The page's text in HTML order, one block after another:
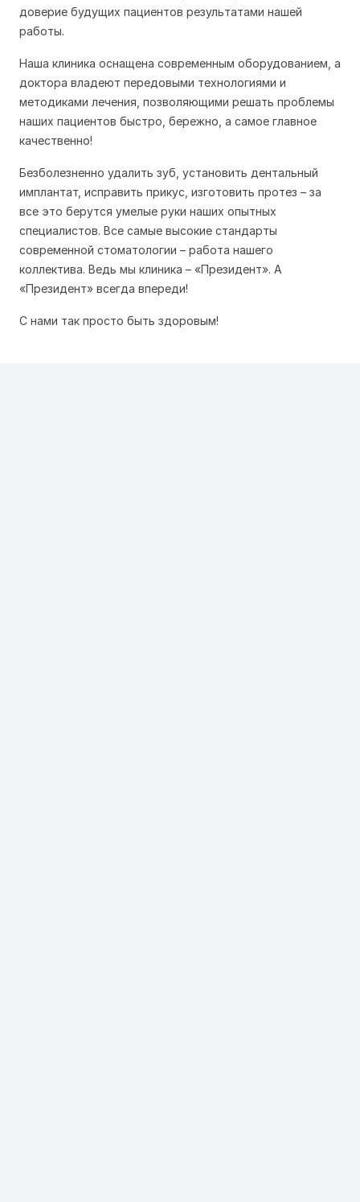
доверие будущих пациентов результатами нашей
работы.
Наша клиника оснащена современным оборудованием, а
доктора владеют передовыми технологиями и
методиками лечения, позволяющими решать проблемы
наших пациентов быстро, бережно, а самое главное
качественно!
Безболезненно удалить зуб, установить дентальный
имплантат, исправить прикус, изготовить протез – за
все это берутся умелые руки наших опытных
специалистов. Все самые высокие стандарты
современной стоматологии – работа нашего
коллектива. Ведь мы клиника – «Президент». А
«Президент» всегда впереди!
С нами так просто быть здоровым!